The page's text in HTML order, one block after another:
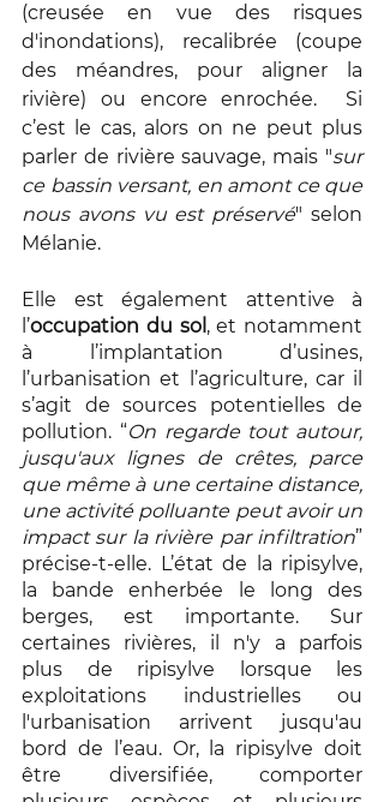
(creusée en vue des risques
d'inondations), recalibrée (coupe
des méandres, pour aligner la
rivière) ou encore enrochée.  Si
c’est le cas, alors on ne peut plus
parler de rivière sauvage, mais "sur
ce bassin versant, en amont ce que
nous avons vu est préservé" selon
Mélanie.
Elle est également attentive à
l’occupation du sol , et notamment
à l’implantation d’usines,
l’urbanisation et l’agriculture, car il
s’agit de sources potentielles de
pollution. “On regarde tout autour,
jusqu'aux lignes de crêtes, parce
que même à une certaine distance,
une activité polluante peut avoir un
impact sur la rivière par infiltration”
précise-t-elle. L’état de la ripisylve,
la bande enherbée le long des
berges, est importante. Sur
certaines rivières, il n'y a parfois
plus de ripisylve lorsque les
exploitations industrielles ou
l'urbanisation arrivent jusqu'au
bord de l’eau. Or, la ripisylve doit
être diversifiée, comporter